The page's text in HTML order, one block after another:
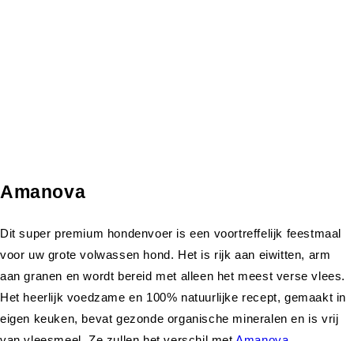
Amanova
Dit super premium hondenvoer is een voortreffelijk feestmaal
voor uw grote volwassen hond. Het is rijk aan eiwitten, arm
aan granen en wordt bereid met alleen het meest verse vlees.
Het heerlijk voedzame en 100% natuurlijke recept, gemaakt in
eigen keuken, bevat gezonde organische mineralen en is vrij